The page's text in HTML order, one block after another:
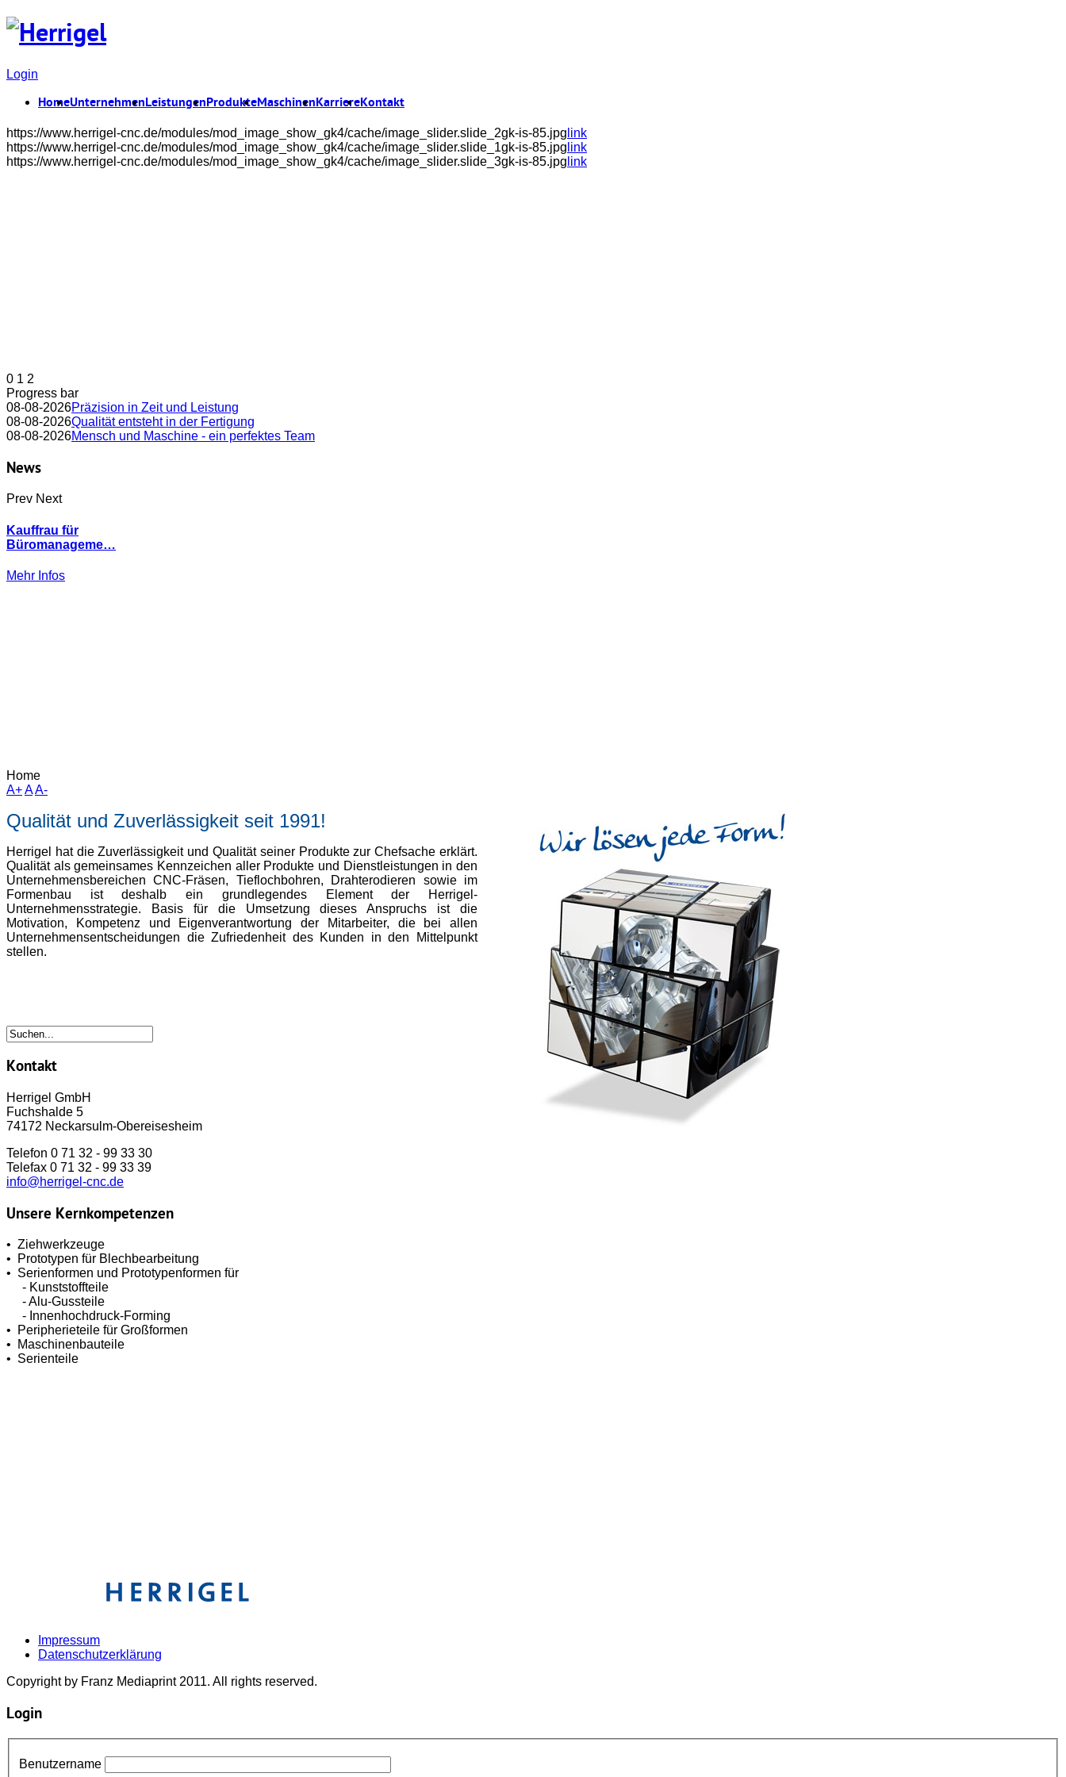
Login
HomeUnternehmenLeistungenProdukteMaschinenKarriereKontakt
https://www.herrigel-cnc.de/modules/mod_image_show_gk4/cache/image_slider.slide_2gk-is-85.jpg link
https://www.herrigel-cnc.de/modules/mod_image_show_gk4/cache/image_slider.slide_1gk-is-85.jpg link
https://www.herrigel-cnc.de/modules/mod_image_show_gk4/cache/image_slider.slide_3gk-is-85.jpg link
0 1 2
Progress bar
08-08-2026Präzision in Zeit und Leistung
08-08-2026Qualität entsteht in der Fertigung
08-08-2026Mensch und Maschine - ein perfektes Team
News
Prev Next
Kauffrau für
Büromanageme…
Mehr Infos
Home
A+AA-
Qualität und Zuverlässigkeit seit 1991!
Herrigel hat die Zuverlässigkeit und Qualität seiner Produkte zur Chefsache erklärt.
Qualität als gemeinsames Kennzeichen aller Produkte und Dienstleistungen in den
Unternehmensbereichen CNC-Fräsen, Tieflochbohren, Drahterodieren sowie im
Formenbau ist deshalb ein grundlegendes Element der Herrigel-
Unternehmensstrategie. Basis für die Umsetzung dieses Anspruchs ist die
Motivation, Kompetenz und Eigenverantwortung der Mitarbeiter, die bei allen
Unternehmensentscheidungen die Zufriedenheit des Kunden in den Mittelpunkt
stellen.
Kontakt
Herrigel GmbH
Fuchshalde 5
74172 Neckarsulm-Obereisesheim
Telefon 0 71 32 - 99 33 30
Telefax 0 71 32 - 99 33 39
info@herrigel-cnc.de
Unsere Kernkompetenzen
• Ziehwerkzeuge
• Prototypen für Blechbearbeitung
• Serienformen und Prototypenformen für
- Kunststoffteile
- Alu-Gussteile
- Innenhochdruck-Forming
• Peripherieteile für Großformen
• Maschinenbauteile
• Serienteile
Impressum
Datenschutzerklärung
Copyright by Franz Mediaprint 2011. All rights reserved.
Login
Benutzername